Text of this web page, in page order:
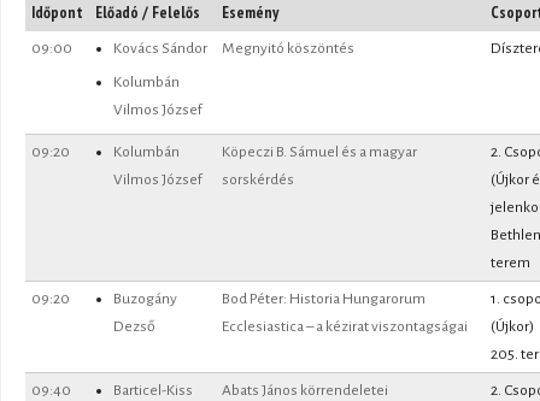
Időpont Előadó / Felelős Esemény
09:00
Kovács Sándor
Kolumbán
Vilmos József
Megnyitó köszöntés
09:20
Kolumbán
Vilmos József
Köpeczi B. Sámuel és a magyar
sorskérdés
2.
(Újkor
Bethlen
terem
09:20
Buzogány
Dezső
Bod Péter: Historia Hungarorum
Ecclesiastica – a kézirat viszontagságai
1.
(Újkor)
205.
09:40
Barticel-Kiss
Abats János körrendeletei
2.